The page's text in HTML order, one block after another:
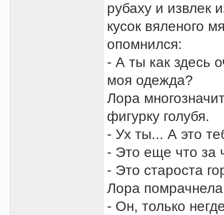
рубаху и извлек
кусок вяленого
опомнился:
- А ты как здесь
моя одежда?
Лора
фигурку голубя.
- Ух ты... А это
- Это еще что за
- Это староста
Лора
- Он, только